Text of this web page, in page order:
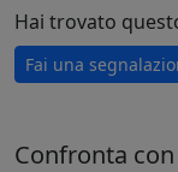
Hai trovato
Fai una
Confronta